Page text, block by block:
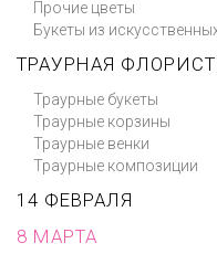
Прочие цветы
Букеты из
ТРАУРНАЯ
Траурные букеты
Траурные корзины
Траурные венки
Траурные композиции
14 ФЕВРАЛЯ
8 МАРТА